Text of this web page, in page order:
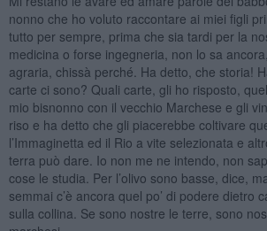
nonno che ho voluto raccontare ai miei figli
tutto per sempre, prima che sia tardi per la
medicina o forse ingegneria, non lo sa
agraria, chissà perché. Ha detto, che storia!
carte ci sono? Quali carte, gli ho risposto,
mio bisnonno con il vecchio Marchese e gli
riso e ha detto che gli piacerebbe coltivare
l’Immaginetta ed il Rio a vite selezionata e
terra può dare. Io non me ne intendo, non
cose le studia. Per l’olivo sono basse, dice,
semmai c’è ancora quel po’ di podere dietro
sulla collina. Se sono nostre le terre, sono